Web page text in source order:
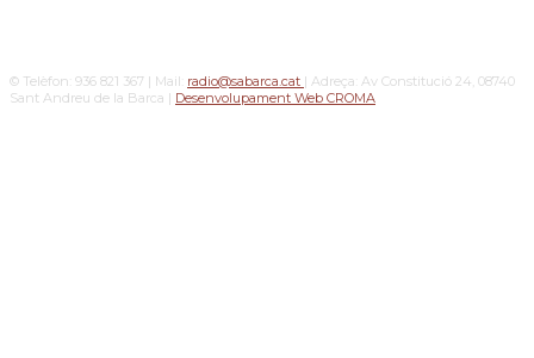
© Telèfon: 936 821 367 | Mail: radio@sabarca.cat | Adreça: Av Constitució 24, 08740
Sant Andreu de la Barca | Desenvolupament Web CROMA